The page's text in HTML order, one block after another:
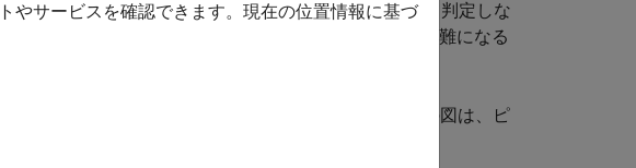
その領域に含まれるピクセルはアルゴリズムによって判定しな
って部分的にしか覆われていない場合、この判定は困難になる
頂点の 1 つをクローズアップして調べています。この図は、ピ
やサービスを確認できます。現在の位置情報に基づ